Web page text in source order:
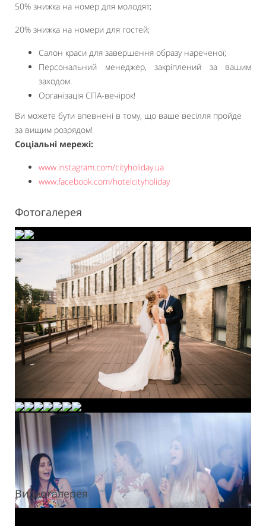
50% знижка на номер для молодят;
20% знижка на номери для гостей;
Салон краси для завершення образу нареченої;
Персональний менеджер, закріплений за вашим
заходом.
Організація СПА-вечірок!
Ви можете бути впевнені в тому, що ваше весілля пройде
за вищим розрядом!
Соціальні мережі:
www.instagram.com/cityholiday.ua
www.facebook.com/hotelcityholiday
Фотогалерея
Видеогалерея